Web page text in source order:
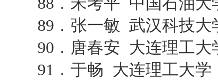
89．张一敏 武汉科技
90．唐春安 大连理工
91．于畅 大连理工大